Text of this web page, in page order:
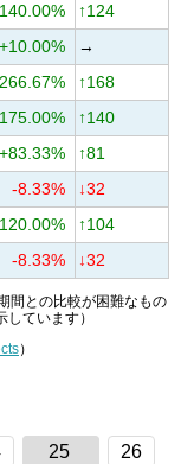
↑124
+10.00%
→
↑168
↑140
+83.33%
↑81
-8.33%
↓32
↑104
-8.33% ↓32
間との比較が困難なもの
ています）
）
25 26